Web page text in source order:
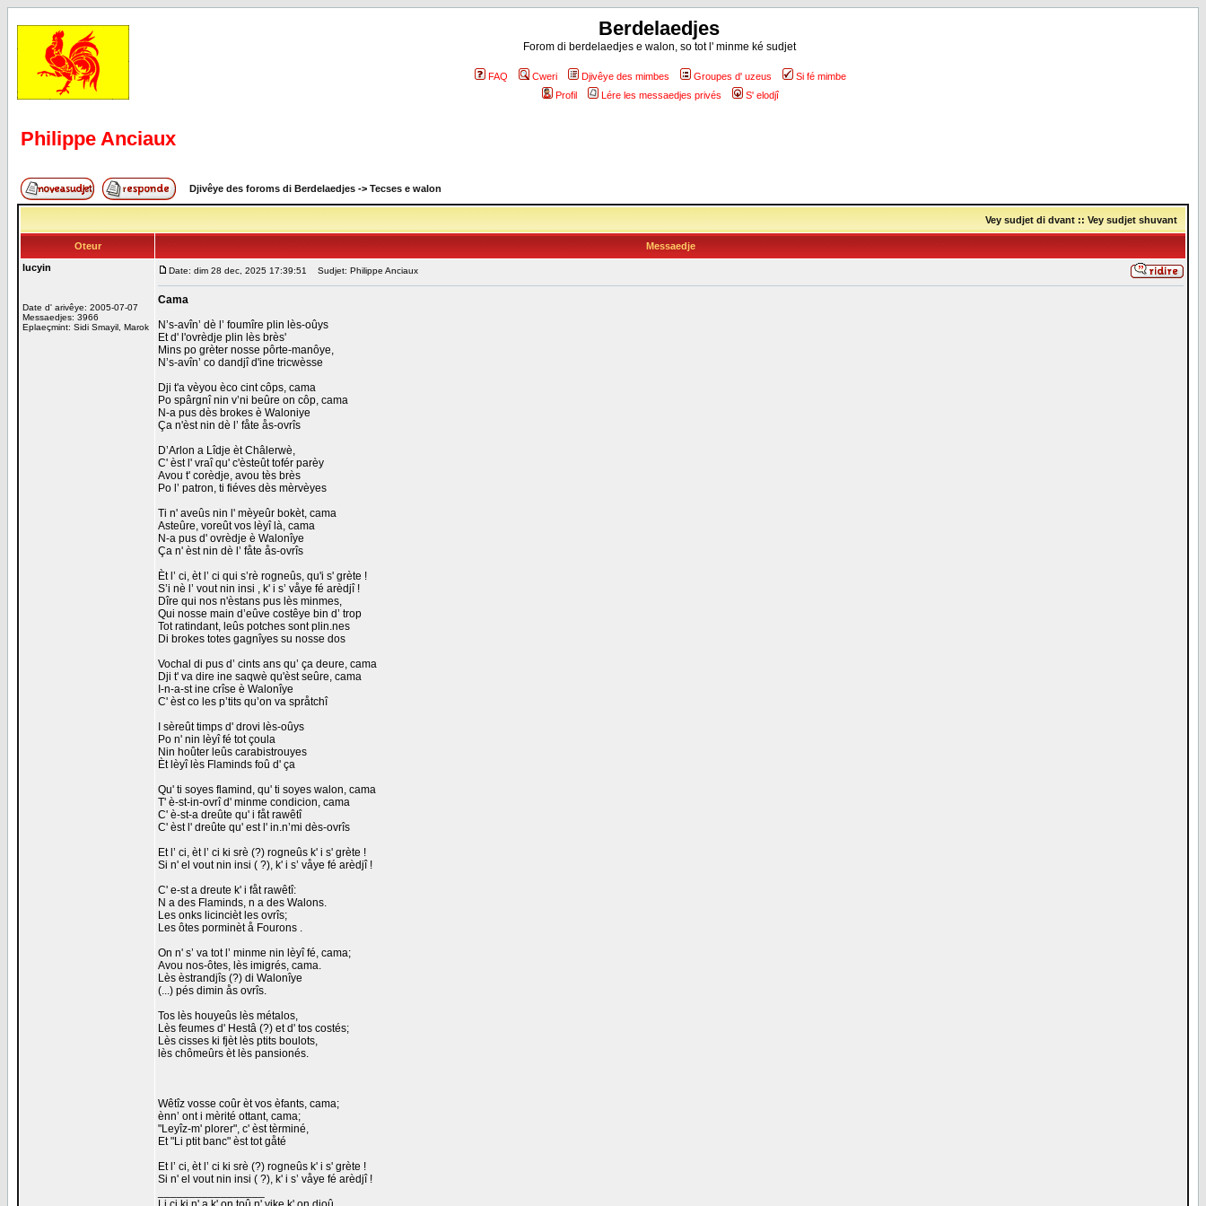
Berdelaedjes
Forom di berdelaedjes e walon, so tot l' minme ké sudjet
FAQ Cweri Djivêye des mimbes Groupes d' uzeus
Si fé mimbe
Profil
Lére les messaedjes privés S' elodjî
Philippe Anciaux
Djivêye des foroms di Berdelaedjes -> Tecses e walon
Vey sudjet di dvant :: Vey sudjet shuvant
Oteur
Messaedje
lucyin
Date d' arivêye: 2005-07-07
Messaedjes: 3966
Eplaeçmint: Sidi Smayil, Marok
Date: dim 28 dec, 2025 17:39:51 Sudjet: Philippe Anciaux
Cama
N’s-avîn’ dè l’ foumîre plin lès-oûys
Et d' l'ovrèdje plin lès brès'
Mins po grèter nosse pôrte-manôye,
N’s-avîn’ co dandjî d'ine tricwèsse
Dji t'a vèyou èco cint côps, cama
Po spârgnî nin v’ni beûre on côp, cama
N-a pus dès brokes è Waloniye
Ça n'èst nin dè l’ fåte ås-ovrîs
D’Arlon a Lîdje èt Châlerwè,
C' èst l' vraî qu' c'èsteût tofér parèy
Avou t' corèdje, avou tès brès
Po l’ patron, ti fiéves dès mèrvèyes
Ti n' aveûs nin l' mèyeûr bokèt, cama
Asteûre, voreût vos lèyî là, cama
N-a pus d' ovrèdje è Walonîye
Ça n' èst nin dè l’ fåte ås-ovrîs
Èt l’ ci, èt l’ ci qui s’rè rogneûs, qu'i s' grète !
S’i nè l’ vout nin insi , k' i s’ våye fé arèdjî !
Dîre qui nos n'èstans pus lès minmes,
Qui nosse main d’eûve costêye bin d’ trop
Tot ratindant, leûs potches sont plin.nes
Di brokes totes gagnîyes su nosse dos
Vochal di pus d’ cints ans qu’ ça deure, cama
Dji t' va dire ine saqwè qu'èst seûre, cama
I-n-a-st ine crîse è Walonîye
C' èst co les p’tits qu’on va språtchî
I sèreût timps d' drovi lès-oûys
Po n' nin lèyî fé tot çoula
Nin hoûter leûs carabistrouyes
Èt lèyî lès Flaminds foû d' ça
Qu' ti soyes flamind, qu' ti soyes walon, cama
T' è-st-in-ovrî d' minme condicion, cama
C' è-st-a dreûte qu' i fåt rawêtî
C' èst l' dreûte qu' est l' in.n’mi dès-ovrîs
Et l’ ci, èt l’ ci ki srè (?) rogneûs k' i s' grète !
Si n' el vout nin insi ( ?), k' i s’ våye fé arèdjî !
C' e-st a dreute k' i fåt rawêtî:
N a des Flaminds, n a des Walons.
Les onks licincièt les ovrîs;
Les ôtes porminèt å Fourons .
On n' s’ va tot l’ minme nin lèyî fé, cama;
Avou nos-ôtes, lès imigrés, cama.
Lès èstrandjîs (?) di Walonîye
(...) pés dimin ås ovrîs.
Tos lès houyeûs lès métalos,
Lès feumes d' Hestâ (?) et d' tos costés;
Lès cisses ki fjèt lès ptits boulots,
lès chômeûrs èt lès pansionés.
Wêtîz vosse coûr èt vos èfants, cama;
ènn’ ont i mèrité ottant, cama;
"Leyîz-m' plorer", c' èst tèrminé,
Et "Li ptit banc" èst tot gåté
Et l’ ci, èt l’ ci ki srè (?) rogneûs k' i s' grète !
Si n' el vout nin insi ( ?), k' i s’ våye fé arèdjî !